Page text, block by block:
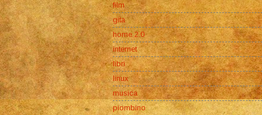
film
gita
home 2.0
internet
libri
linux
musica
piombino